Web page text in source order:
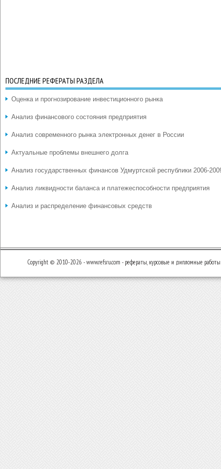
ПОСЛЕДНИЕ РЕФЕРАТЫ РАЗДЕЛА
Оценка и прогнозирование инвестиционного рынка
Анализ финансового состояния предприятия
Анализ современного рынка электронных денег в России
Актуальные проблемы внешнего долга
Анализ государственных финансов Удмуртской республики 2006-
Анализ ликвидности баланса и платежеспособности предприятия
Анализ и распределение финансовых средств
Copyright © 2010-2026 - www.refsru.com - рефераты, курсовые и дипломные работы